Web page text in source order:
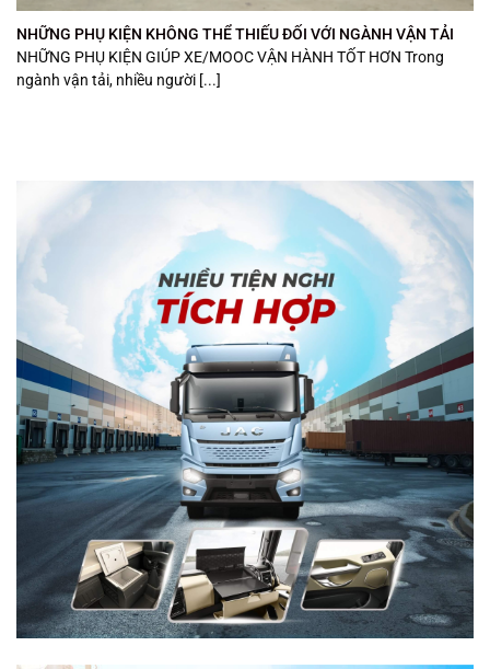
NHỮNG PHỤ KIỆN KHÔNG THỂ THIẾU ĐỐI VỚI NGÀNH VẬN TẢI
NHỮNG PHỤ KIỆN GIÚP XE/MOOC VẬN HÀNH TỐT HƠN Trong
ngành vận tải, nhiều người [...]